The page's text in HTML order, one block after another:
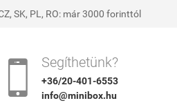
SK, PL, RO: már 3000 forinttól
 Segíthetünk?
+36/20-401-6553
info@minibox.hu